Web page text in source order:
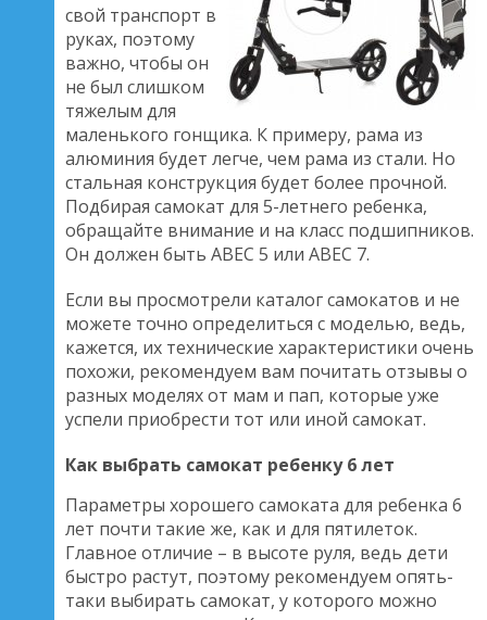
свой транспорт в
руках, поэтому
важно, чтобы он
не был слишком
тяжелым для
маленького гонщика. К примеру, рама из
алюминия будет легче, чем рама из стали. Но
стальная конструкция будет более прочной.
Подбирая самокат для 5-летнего ребенка,
обращайте внимание и на класс подшипников.
Он должен быть АВЕС 5 или АВЕС 7.
Если вы просмотрели каталог самокатов и не
можете точно определиться с моделью, ведь,
кажется, их технические характеристики очень
похожи, рекомендуем вам почитать отзывы о
разных моделях от мам и пап, которые уже
успели приобрести тот или иной самокат.
Как выбрать самокат ребенку 6 лет
Параметры хорошего самоката для ребенка 6
лет почти такие же, как и для пятилеток.
Главное отличие – в высоте руля, ведь дети
быстро растут, поэтому рекомендуем опять-
таки выбирать самокат, у которого можно